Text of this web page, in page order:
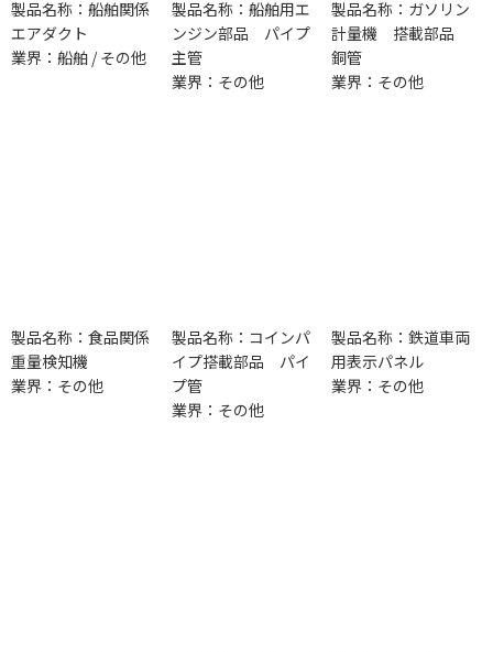
製品名称：船舶関係
エアダクト
業界：船舶 / その他
製品名称：船舶用エ
ンジン部品 パイプ
主管
業界：その他
製品名称：ガソリン
計量機 搭載部品
銅管
業界：その他
製品名称：食品関係
重量検知機
業界：その他
製品名称：コインパ
イプ搭載部品 パイ
プ管
業界：その他
製品名称：鉄道車両
用表示パネル
業界：その他